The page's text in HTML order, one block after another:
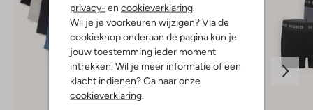
privacy- en cookieverklaring
Wil je je voorkeuren wijzigen? Via de
cookieknop onderaan de pagina kun je
jouw toestemming ieder moment
intrekken. Wil je meer informatie of een
klacht indienen? Ga naar onze
cookieverklaring